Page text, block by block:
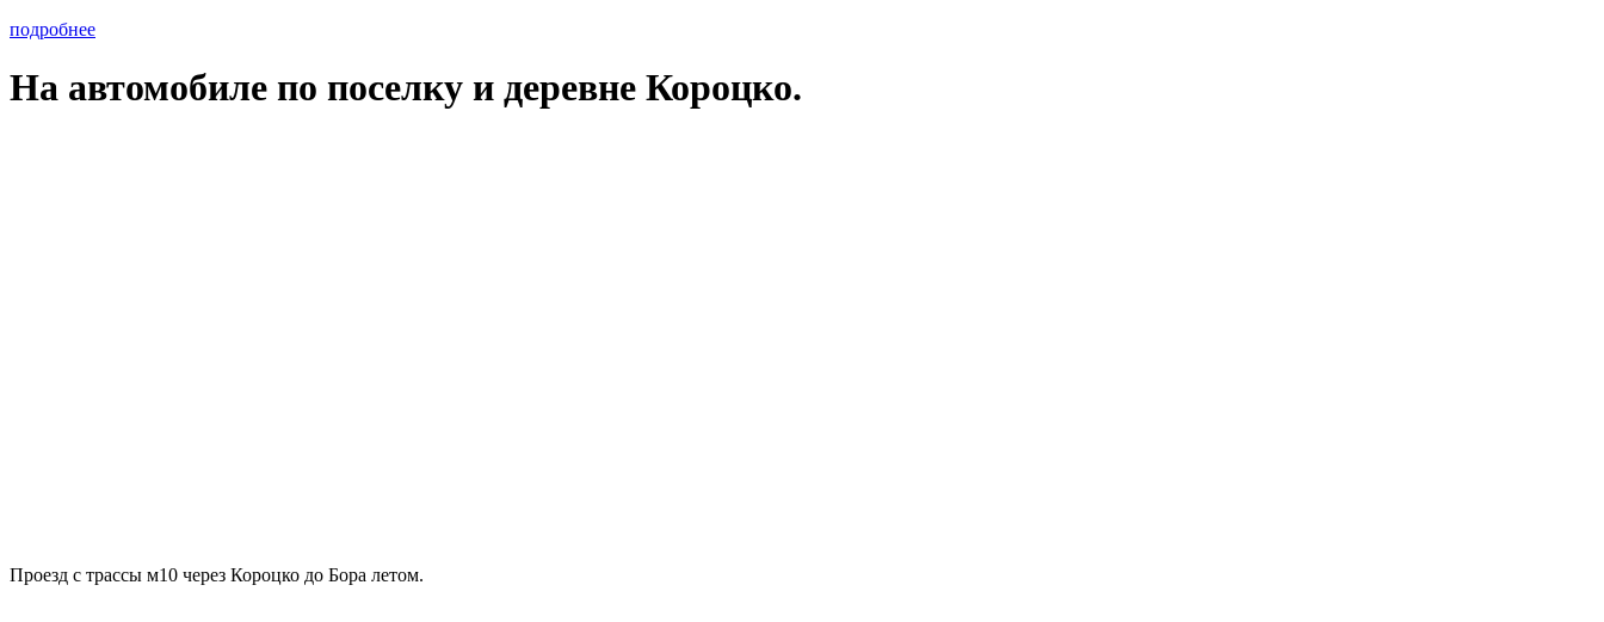
подробнее
На автомобиле по поселку и деревне Короцко.
Проезд с трассы м10 через Короцко до Бора летом.